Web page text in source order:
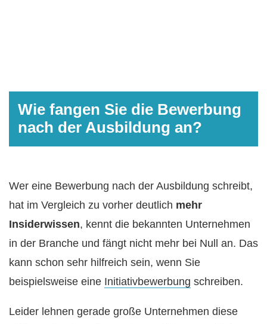
Wie fangen Sie die Bewerbung
nach der Ausbildung an?
Wer eine Bewerbung nach der Ausbildung schreibt,
hat im Vergleich zu vorher deutlich mehr
Insiderwissen, kennt die bekannten Unternehmen
in der Branche und fängt nicht mehr bei Null an. Das
kann schon sehr hilfreich sein, wenn Sie
beispielsweise eine Initiativbewerbung schreiben.
Leider lehnen gerade große Unternehmen diese